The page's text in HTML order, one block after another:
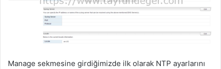
Manage sekmesine girdiğimizde ilk olarak NTP ayarlarını